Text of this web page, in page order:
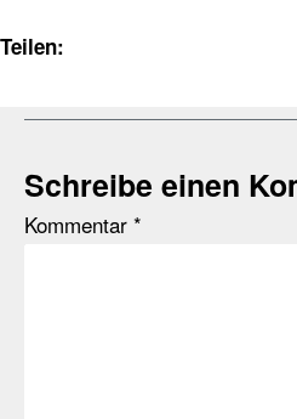
Teilen:
Schreibe einen
Kommentar *